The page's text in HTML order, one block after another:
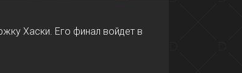
Хаски. Его финал войдет в